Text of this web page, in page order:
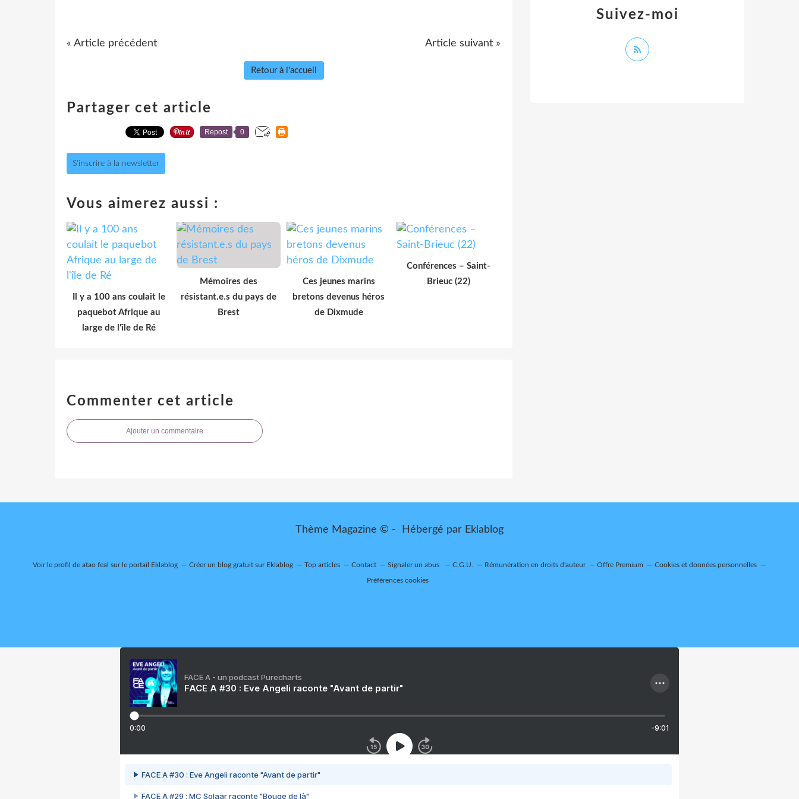
« Article précédent Article suivant »
Retour à l'accueil
Partager cet article
Repost 0
S'inscrire à la newsletter
Vous aimerez aussi :
Il y a 100 ans coulait le
paquebot Afrique au
large de l'île de Ré
Mémoires des
résistant.e.s du pays de
Brest
Ces jeunes marins
bretons devenus héros
de Dixmude
Conférences – Saint-
Brieuc (22)
Commenter cet article
Ajouter un commentaire
Suivez-moi
Thème Magazine © - Hébergé par Eklablog
Voir le profil de atao feal sur le portail Eklablog Créer un blog gratuit sur Eklablog Top articles Contact Signaler un abus C.G.U. Rémunération en droits d'auteur Offre Premium Cookies et données personnelles
Préférences cookies
FACE A - un podcast Purecharts
FACE A #30 : Eve Angeli raconte "Avant de partir"
0:00 -9:01
FACE A #30 : Eve Angeli raconte "Avant de partir"
FACE A #29 : MC Solaar raconte "Bouge de là"